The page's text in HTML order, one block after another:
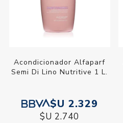
Acondicionador Alfaparf
Semi Di Lino Nutritive 1 L.
$U 2.329
$U 2.740